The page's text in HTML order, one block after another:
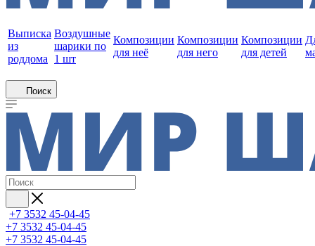
Выписка
из
роддома
Воздушные
шарики по
1 шт
Композиции
для неё
Композиции
для него
Композиции
для детей
Поиск
+7 3532 45-04-45
+7 3532 45-04-45
+7 3532 45-04-45